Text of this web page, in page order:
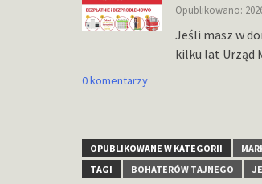
Opublikowano:
Jeśli masz w
kilku lat Urząd
0 komentarzy
OPUBLIKOWANE W KATEGORII
TAGI
BOHATERÓW TAJNEGO